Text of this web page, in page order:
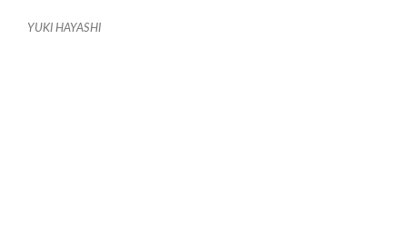
YUKI HAYASHI